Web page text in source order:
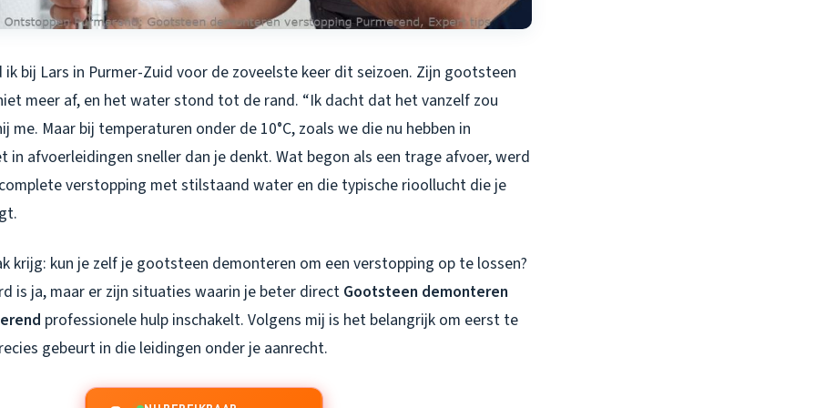
bij Lars in Purmer-Zuid voor de zoveelste keer dit seizoen. Zijn gootsteen
meer af, en het water stond tot de rand. “Ik dacht dat het vanzelf zou
me. Maar bij temperaturen onder de 10°C, zoals we die nu hebben in
in afvoerleidingen sneller dan je denkt. Wat begon als een trage afvoer, werd
verstopping met stilstaand water en die typische rioollucht die je
krijg: kun je zelf je gootsteen demonteren om een verstopping op te lossen?
is ja, maar er zijn situaties waarin je beter direct Gootsteen demonteren
professionele hulp inschakelt. Volgens mij is het belangrijk om eerst te
gebeurt in die leidingen onder je aanrecht.